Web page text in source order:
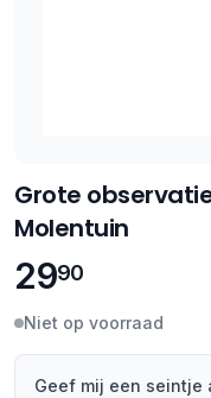
Grote
Molentuin
2990
Niet op voorraad
Geef mij een seintje